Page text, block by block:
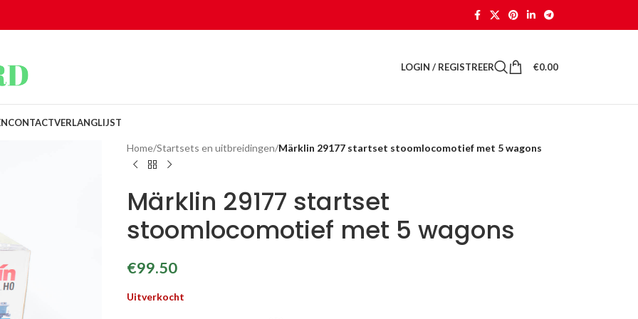
LOGIN / REGISTREER €0.00
CONTACTVERLANGLIJST
Home/Startsets en uitbreidingen/Märklin 29177 startset stoomlocomotief met 5 wagons
Märklin 29177 startset
stoomlocomotief met 5 wagons
€99.50
Uitverkocht